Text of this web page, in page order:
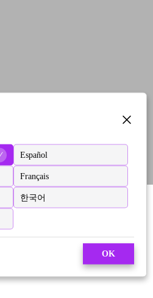
Español
Français
한국어
OK